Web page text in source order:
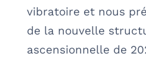
vibratoire et nous
de la nouvelle
ascensionnelle de